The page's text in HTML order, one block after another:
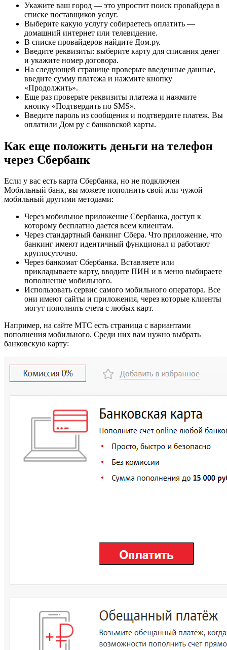
Укажите ваш город — это упростит поиск провайдера в
списке поставщиков услуг.
Выберите какую услугу собираетесь оплатить —
домашний интернет или телевидение.
В списке провайдеров найдите Дом.ру.
Введите реквизиты: выберите карту для списания денег
и укажите номер договора.
На следующей странице проверьте введенные данные,
введите сумму платежа и нажмите кнопку
«Продолжить».
Еще раз проверьте реквизиты платежа и нажмите
кнопку «Подтвердить по SMS».
Введите пароль из сообщения и подтвердите платеж. Вы
оплатили Дом ру с банковской карты.
Как еще положить деньги на телефон
через Сбербанк
Если у вас есть карта Сбербанка, но не подключен
Мобильный банк, вы можете пополнить свой или чужой
мобильный другими методами:
Через мобильное приложение Сбербанка, доступ к
которому бесплатно дается всем клиентам.
Через стандартный банкинг Сбера. Что приложение, что
банкинг имеют идентичный функционал и работают
круглосуточно.
Через банкомат Сбербанка. Вставляете или
прикладываете карту, вводите ПИН и в меню выбираете
пополнение мобильного.
Использовать сервис самого мобильного оператора. Все
они имеют сайты и приложения, через которые клиенты
могут пополнять счета с любых карт.
Например, на сайте МТС есть страница с вариантами
пополнения мобильного. Среди них вам нужно выбрать
банковскую карту: